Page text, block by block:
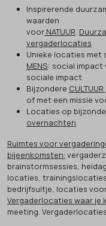
Inspirerende
waarden
voor NATUUR.
vergaderlocaties
Unieke locaties met
MENS: social
sociale impact
Bijzondere CULTUUR
of met een missie
Locaties op
overnachten
Ruimtes voor
bijeenkomsten:
brainstormsessies,
locaties,
bedrijfsuitje, locaties
Vergaderlocaties waar je
meeting. Vergaderlocaties